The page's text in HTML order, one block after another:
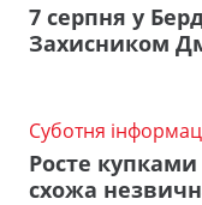
7 серпня у
Захисником
Суботня
Росте
схожа